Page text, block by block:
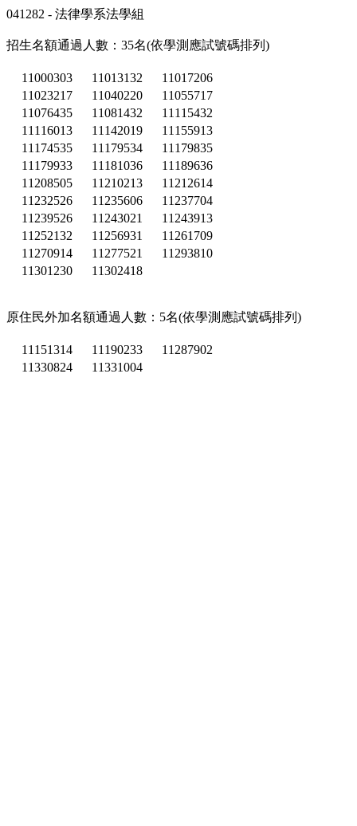
041282 - 法律學系法學組
招生名額通過人數：35名(依學測應試號碼排列)
11000303 11013132
11017206
11023217
11040220
11055717
11076435
11081432
11115432
11116013
11142019
11155913
11174535
11179534
11179835
11179933
11181036
11189636
11208505
11210213
11212614
11232526
11235606
11237704
11239526
11243021
11243913
11252132
11256931
11261709
11270914
11277521
11293810
11301230
11302418
原住民外加名額通過人數：5名(依學測應試號碼排列)
11151314 11190233
11287902
11330824
11331004